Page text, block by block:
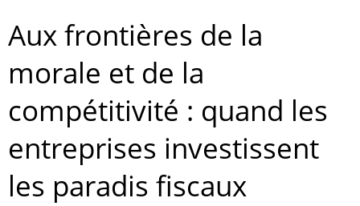
Aux frontières de la
morale et de la
compétitivité : quand les
entreprises investissent
les paradis fiscaux